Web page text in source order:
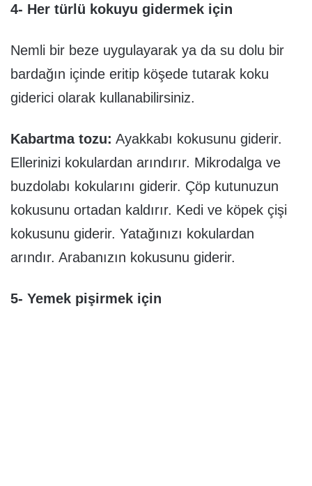
4- Her türlü kokuyu gidermek için
Nemli bir beze uygulayarak ya da su dolu bir
bardağın içinde eritip köşede tutarak koku
giderici olarak kullanabilirsiniz.
Kabartma tozu: Ayakkabı kokusunu giderir.
Ellerinizi kokulardan arındırır. Mikrodalga ve
buzdolabı kokularını giderir. Çöp kutunuzun
kokusunu ortadan kaldırır. Kedi ve köpek çişi
kokusunu giderir. Yatağınızı kokulardan
arındır. Arabanızın kokusunu giderir.
5- Yemek pişirmek için